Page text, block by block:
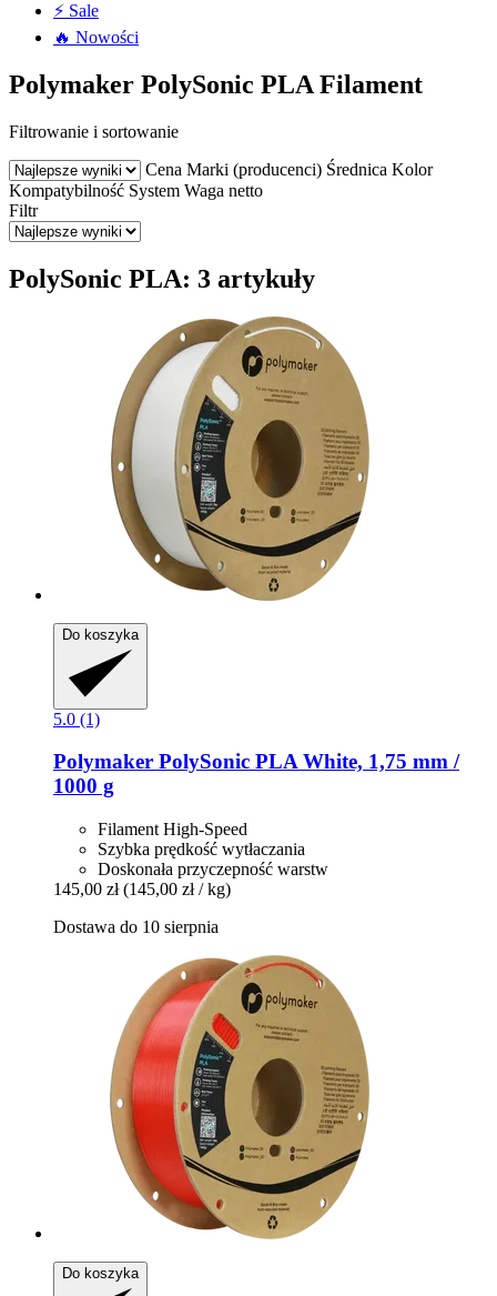
⚡ Sale
🔥 Nowości
Polymaker PolySonic PLA Filament
Filtrowanie i sortowanie
Cena Marki (producenci) Średnica Kolor
Kompatybilność System Waga netto
Filtr
PolySonic PLA: 3 artykuły
Do koszyka
5.0 (1)
Polymaker PolySonic PLA White, 1,75 mm /
1000 g
Filament High-Speed
Szybka prędkość wytłaczania
Doskonała przyczepność warstw
145,00 zł (145,00 zł / kg)
Dostawa do 10 sierpnia
Do koszyka